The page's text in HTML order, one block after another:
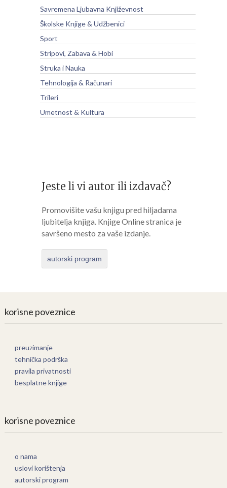
Savremena Ljubavna Književnost
Školske Knjige & Udžbenici
Sport
Stripovi, Zabava & Hobi
Struka i Nauka
Tehnologija & Računari
Trileri
Umetnost & Kultura
Jeste li vi autor ili izdavač?
Promovišite vašu knjigu pred hiljadama
ljubitelja knjiga. Knjige Online stranica je
savršeno mesto za vaše izdanje.
autorski program
korisne poveznice
preuzimanje
tehnička podrška
pravila privatnosti
besplatne knjige
korisne poveznice
o nama
uslovi korištenja
autorski program